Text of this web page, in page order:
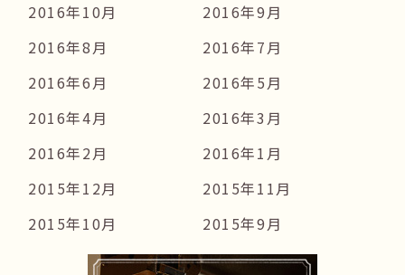
2016年10月
2016年9月
2016年8月
2016年7月
2016年6月
2016年5月
2016年4月
2016年3月
2016年2月
2016年1月
2015年12月
2015年11月
2015年10月
2015年9月